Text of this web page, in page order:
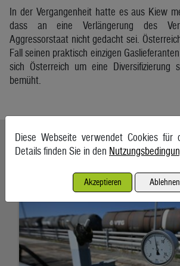
In der Vergangenheit hatte es aus Kiew
dass an eine Verlängerung des
Aggressorstaat nicht gedacht sei.
Fall seinen praktisch einzigen
sich Österreich um eine Diversifizierung
bemüht.
Ähnliche Artikel weiterlesen
7. August 2026, Wien
Diese Webseite verwendet Cookies für
Details finden Sie in den
Akzeptieren Ablehnen